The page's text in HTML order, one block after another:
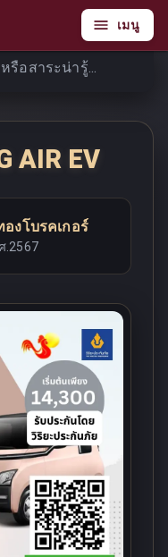
เมนู
AIR EV
งโบรคเกอร์
.2567